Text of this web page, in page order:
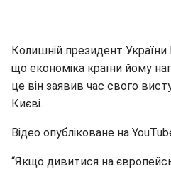
Колишній президент
що економіка країни йому
це він заявив час свого
Києві.
Відео опубліковане на
“Якщо дивитися на